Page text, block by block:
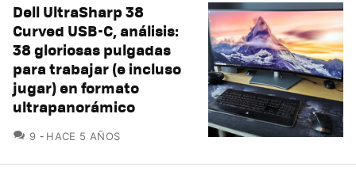
Dell UltraSharp 38
Curved USB-C, análisis:
38 gloriosas pulgadas
para trabajar (e incluso
jugar) en formato
ultrapanorámico
9 COMENTARIOS
HACE 5 AÑOS